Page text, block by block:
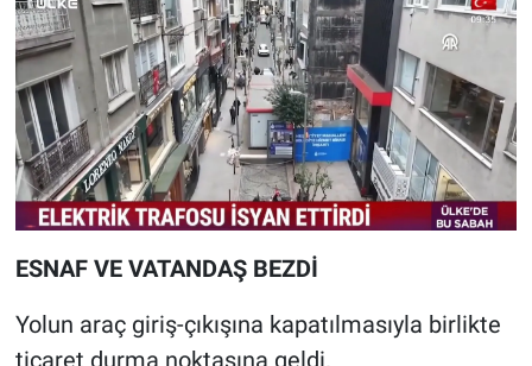
ESNAF VE VATANDAŞ BEZDİ
Yolun araç giriş-çıkışına kapatılmasıyla birlikte
ticaret durma noktasına geldi.